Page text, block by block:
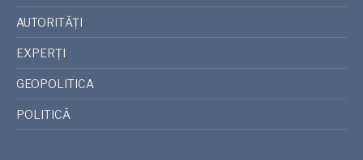
AUTORITĂȚI
EXPERȚI
GEOPOLITICA
POLITICĂ